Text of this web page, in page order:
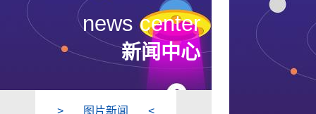
news center
新闻中心
图片新闻